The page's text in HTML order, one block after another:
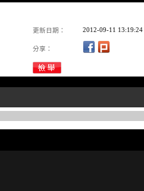
更新日期： 2012-09-11 13:19:24
分享：